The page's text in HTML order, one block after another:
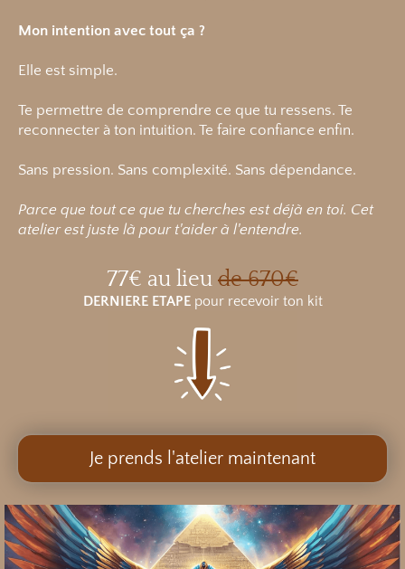
Mon intention avec tout ça ?
Elle est simple.
Te permettre de comprendre ce que tu ressens. Te
reconnecter à ton intuition. Te faire confiance enfin.
Sans pression. Sans complexité. Sans dépendance.
Parce que tout ce que tu cherches est déjà en toi. Cet
atelier est juste là pour t'aider à l'entendre.
77€ au lieu de 670€
DERNIERE ETAPEpour recevoir ton kit
Je prends l'atelier maintenant